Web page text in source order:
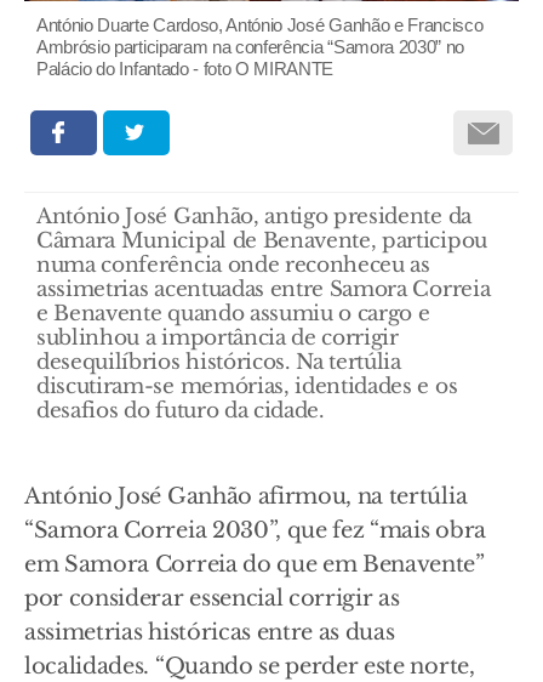
António Duarte Cardoso, António José Ganhão e Francisco
Ambrósio participaram na conferência “Samora 2030” no
Palácio do Infantado - foto O MIRANTE
António José Ganhão, antigo presidente da
Câmara Municipal de Benavente, participou
numa conferência onde reconheceu as
assimetrias acentuadas entre Samora Correia
e Benavente quando assumiu o cargo e
sublinhou a importância de corrigir
desequilíbrios históricos. Na tertúlia
discutiram-se memórias, identidades e os
desafios do futuro da cidade.
António José Ganhão afirmou, na tertúlia
“Samora Correia 2030”, que fez “mais obra
em Samora Correia do que em Benavente”
por considerar essencial corrigir as
assimetrias históricas entre as duas
localidades. “Quando se perder este norte,